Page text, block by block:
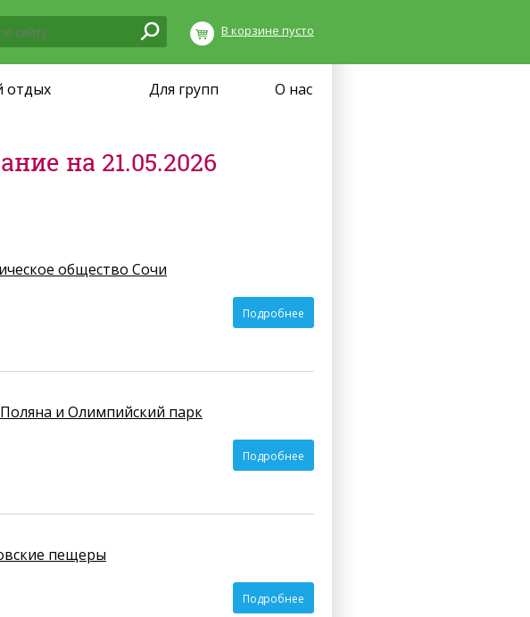
В корзине пусто
отдых Для групп О нас
на 21.05.2026
общество Сочи
Подробнее
и Олимпийский парк
Подробнее
пещеры
Подробнее